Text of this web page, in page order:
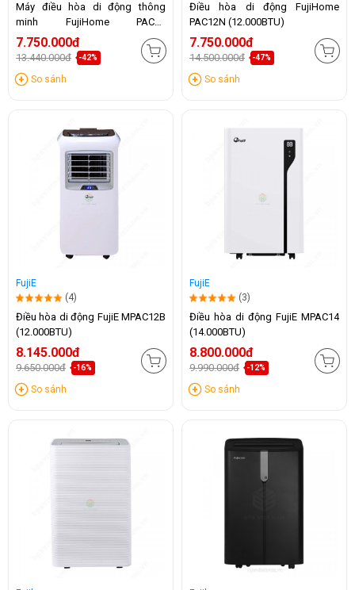
Máy điều hòa di động thông
minh FujiHome PAC12
(12.000BTU)
7.750.000đ
13.440.000đ -42%
So sánh
Điều hòa di động FujiHome
PAC12N (12.000BTU)
7.750.000đ
14.500.000đ -47%
So sánh
FujiE
(4)
Điều hòa di động FujiE MPAC12B
(12.000BTU)
8.145.000đ
9.650.000đ -16%
So sánh
FujiE
(3)
Điều hòa di động FujiE MPAC14
(14.000BTU)
8.800.000đ
9.990.000đ -12%
So sánh